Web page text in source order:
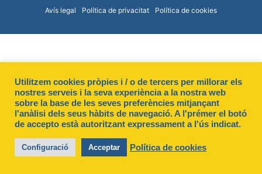
Avís legal Política de privacitat Política de cookies
Utilitzem cookies pròpies i / o de tercers per millorar els
nostres serveis i la seva experiència a la nostra web
sobre la base de les seves preferències mitjançant
l'anàlisi dels seus hàbits de navegació. A l'prémer el botó
de accepto està autoritzant expressament a l'ús indicat.
Configuració Acceptar Política de cookies